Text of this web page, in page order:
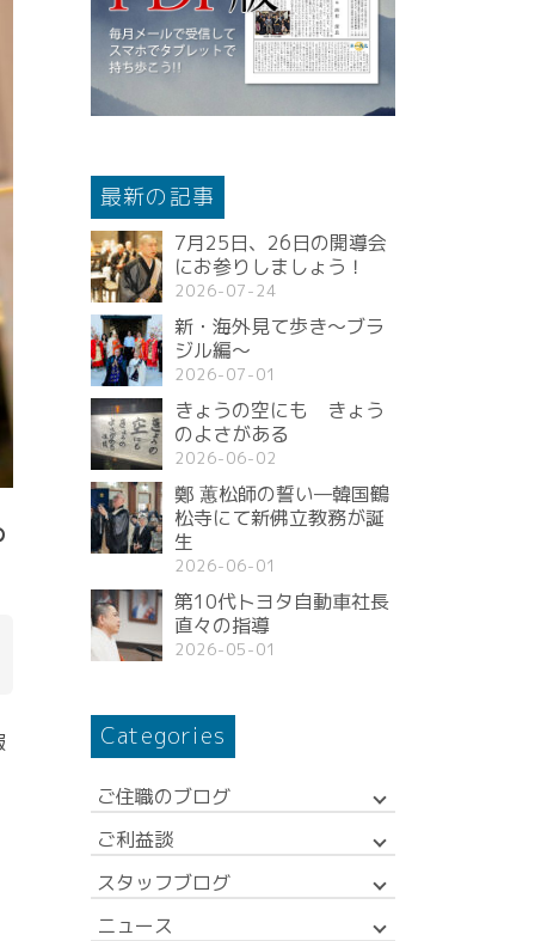
最新の記事
7月25日、26日の開導会
にお参りしましょう！
2026-07-24
新・海外見て歩き〜ブラ
ジル編〜
2026-07-01
きょうの空にも きょう
のよさがある
2026-06-02
鄭 蕙松師の誓い—韓国鶴
松寺にて新佛立教務が誕
生
2026-06-01
第10代トヨタ自動車社長
直々の指導
2026-05-01
Categories
ご住職のブログ
ご利益談
スタッフブログ
ニュース